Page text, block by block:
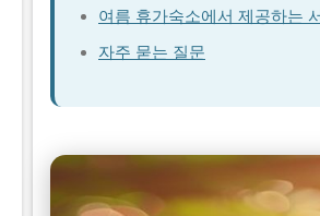
여름 휴가숙소에서 제공하는
자주 묻는 질문